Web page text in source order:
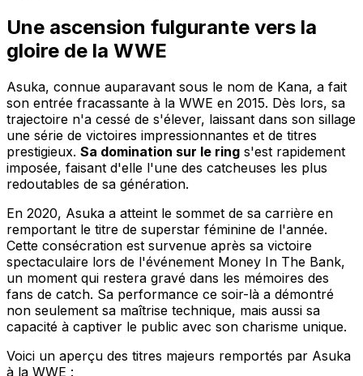
Une ascension fulgurante vers la
gloire de la WWE
Asuka, connue auparavant sous le nom de Kana, a fait
son entrée fracassante à la WWE en 2015. Dès lors, sa
trajectoire n'a cessé de s'élever, laissant dans son sillage
une série de victoires impressionnantes et de titres
prestigieux. Sa domination sur le ring s'est rapidement
imposée, faisant d'elle l'une des catcheuses les plus
redoutables de sa génération.
En 2020, Asuka a atteint le sommet de sa carrière en
remportant le titre de superstar féminine de l'année.
Cette consécration est survenue après sa victoire
spectaculaire lors de l'événement Money In The Bank,
un moment qui restera gravé dans les mémoires des
fans de catch. Sa performance ce soir-là a démontré
non seulement sa maîtrise technique, mais aussi sa
capacité à captiver le public avec son charisme unique.
Voici un aperçu des titres majeurs remportés par Asuka
à la WWE :